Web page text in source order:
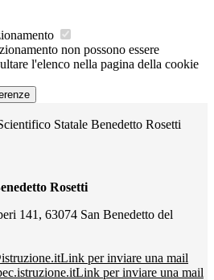
non possono essere
l'elenco nella pagina della cookie
Statale Benedetto Rosetti
Rosetti
141, 63074 San Benedetto del
Link per inviare una mail
Link per inviare una mail